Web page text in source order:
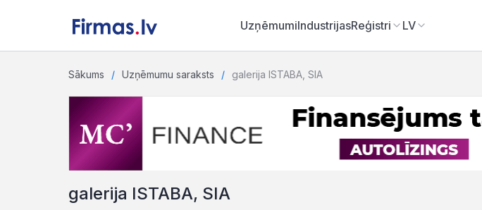
UzņēmumiIndustrijasReģistri LV
Sākums Uzņēmumu saraksts galerija ISTABA, SIA
galerija ISTABA, SIA